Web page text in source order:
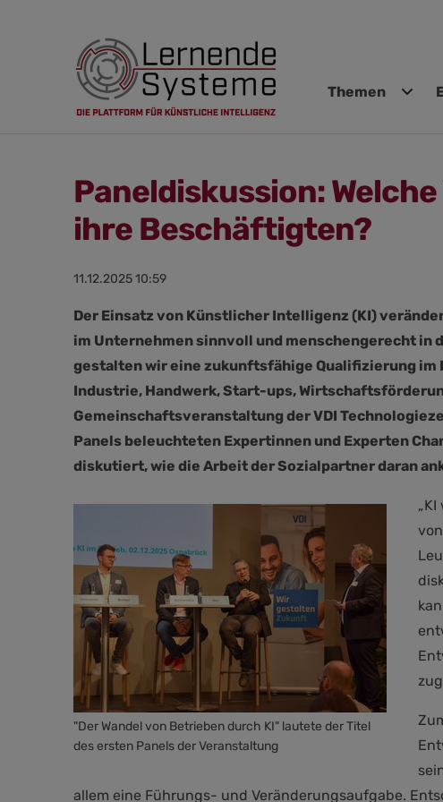
Navigation
Themen
Paneldiskussion:
ihre Beschäftigten?
11.12.2025 10:59
Der Einsatz von Künstlicher Intelligenz (KI)
im Unternehmen sinnvoll und menschengerecht in
gestalten wir eine zukunftsfähige Qualifizierung im
Industrie, Handwerk, Start-ups,
Gemeinschaftsveranstaltung der VDI
Panels beleuchteten Expertinnen und Experten
diskutiert, wie die Arbeit der Sozialpartner daran
"Der Wandel von Betrieben durch KI" lautete der Titel
des ersten Panels der Veranstaltung
allem eine Führungs- und Veränderungsaufgabe.